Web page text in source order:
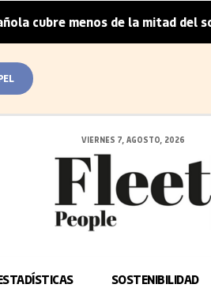
de la mitad del sobreprecio
VIERNES 7, AGOSTO, 2026
SOSTENIBILIDAD